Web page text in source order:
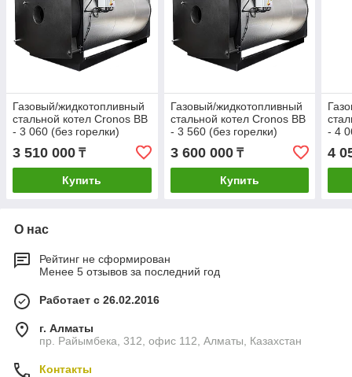
Газовый/жидкотопливный
стальной котел Cronos BB
- 3 060 (без горелки)
3 510 000 ₸
Купить
Газовый/жидкотопливный
стальной котел Cronos BB
- 3 560 (без горелки)
3 600 000₸
Купить
- 4
4
О нас
Рейтинг не сформирован
Менее 5 отзывов за последний год
Работает с 26.02.2016
г. Алматы
пр. Райымбека, 312, офис 112, Алматы, Казахстан
Контакты